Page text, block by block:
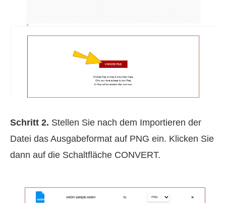
Schritt 2. Stellen Sie nach dem Importieren der
Datei das Ausgabeformat auf PNG ein. Klicken Sie
dann auf die Schaltfläche CONVERT.